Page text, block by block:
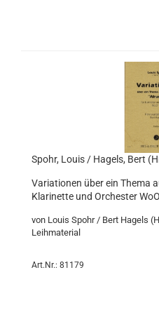
Spohr, Louis / Hagels, Bert
Variationen über ein Thema
Klarinette und Orchester
von Louis Spohr / Bert Hagels
Leihmaterial
Art.Nr.: 81179